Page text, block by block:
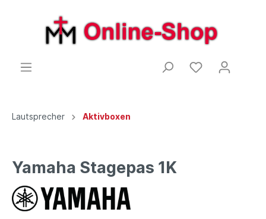
Lautsprecher Aktivboxen
Yamaha Stagepas 1K